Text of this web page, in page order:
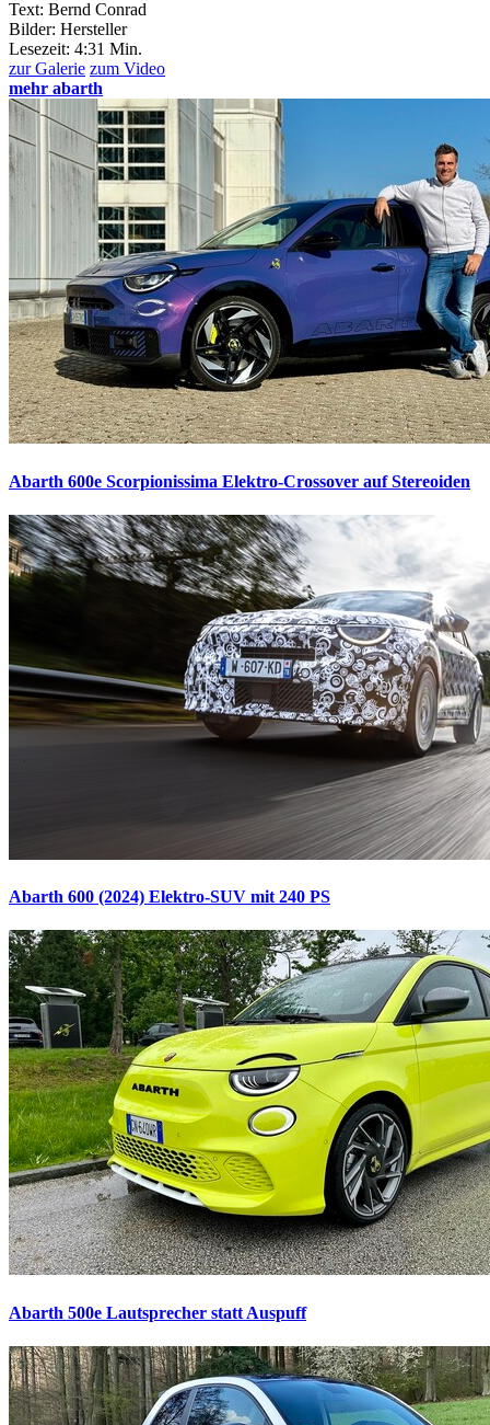
Text: Bernd Conrad
Bilder: Hersteller
Lesezeit: 4:31 Min.
zur Galerie zum Video
mehr abarth
Abarth 600e Scorpionissima Elektro-Crossover auf Stereoiden
Abarth 600 (2024) Elektro-SUV mit 240 PS
Abarth 500e Lautsprecher statt Auspuff